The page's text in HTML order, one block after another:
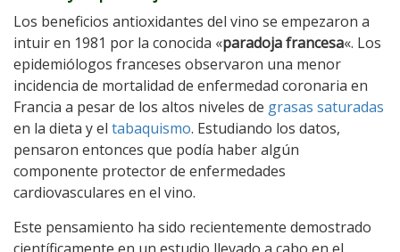
Los beneficios antioxidantes del vino se empezaron a
intuir en 1981 por la conocida «paradoja francesa«. Los
epidemiólogos franceses observaron una menor
incidencia de mortalidad de enfermedad coronaria en
Francia a pesar de los altos niveles de grasas saturadas
en la dieta y el tabaquismo. Estudiando los datos,
pensaron entonces que podía haber algún
componente protector de enfermedades
cardiovasculares en el vino.
Este pensamiento ha sido recientemente demostrado